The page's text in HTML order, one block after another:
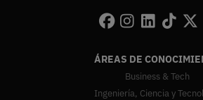
ÁREAS DE
Business & Tech
Ingeniería, Ciencia y